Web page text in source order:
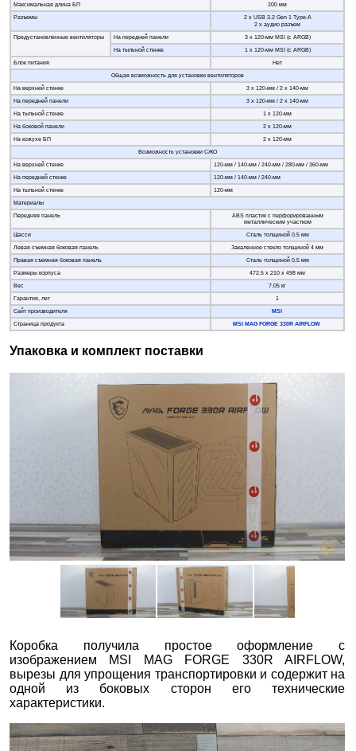
Максимальная длина БП
200 мм
Разъемы
2 x USB 3.2 Gen 1 Type-A
2 х аудио разъем
Предустановленные вентиляторы
На передней панели
3 х 120-мм MSI (с ARGB)
На тыльной стенке
1 х 120-мм MSI (с ARGB)
Блок питания
Нет
Общая возможность для установки вентиляторов
На верхней стенке
3 х 120-мм / 2 х 140-мм
На передней панели
3 х 120-мм / 2 х 140-мм
На тыльной стенке
1 х 120-мм
На боковой панели
2 х 120-мм
На кожухе БП
2 х 120-мм
Возможность установки СЖО
На верхней стенке
120-мм / 140-мм / 240-мм / 280-мм / 360-мм
На передней стенке
120-мм / 140-мм / 240-мм
На тыльной стенке
120-мм
Материалы
Передняя панель
ABS пластик с перфорированным
металлическим участком
Шасси
Сталь толщиной 0.5 мм
Левая съемная боковая панель
Закаленное стекло толщиной 4 мм
Правая съемная боковая панель
Сталь толщиной 0.5 мм
Размеры корпуса
472.5 x 210 x 498 мм
Вес
7.05 кг
Гарантия, лет
1
Сайт производителя
MSI
Страница продукта
MSI MAG FORGE 330R AIRFLOW
Упаковка и комплект поставки
Коробка получила простое оформление с
изображением MSI MAG FORGE 330R AIRFLOW,
вырезы для упрощения транспортировки и содержит на
одной из боковых сторон его технические
характеристики.